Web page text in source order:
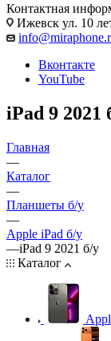
Контактная
Ижевск ул. 10
Вконтакте
YouTube
iPad 9 2021
Главная
—
Каталог
—
Планшеты б/у
—
Apple iPad б/у
—iPad 9 2021 б/у
Каталог